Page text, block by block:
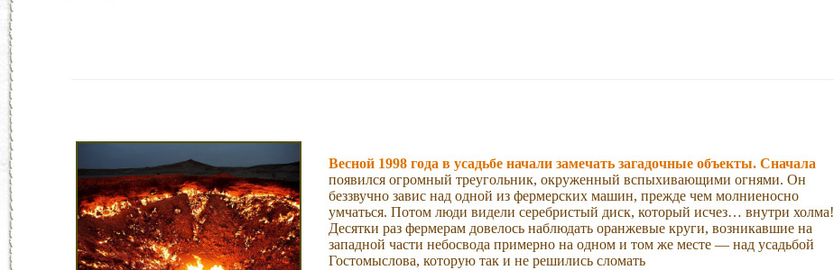
Весной 1998 года в усадьбе начали замечать загадочные объекты. Сначала
появился огромный треугольник, окруженный вспыхивающими огнями. Он
беззвучно завис над одной из фермерских машин, прежде чем молниеносно
умчаться. Потом люди видели серебристый диск, который исчез… внутри холма!
Десятки раз фермерам довелось наблюдать оранжевые круги, возникавшие на
западной части небосвода примерно на одном и том же месте — над усадьбой
Гостомыслова, которую так и не решились сломать